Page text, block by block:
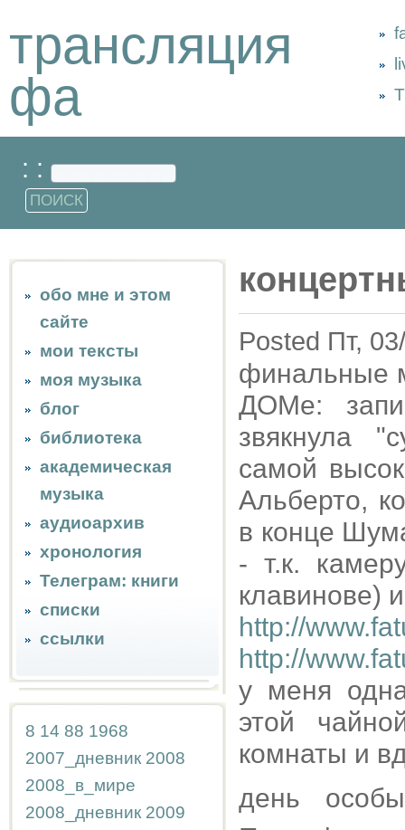
трансляция
фа
: :
обо мне и этом
сайте
мои тексты
моя музыка
блог
библиотека
академическая
музыка
аудиоархив
хронология
Телеграм: книги
списки
ссылки
8 14 88 1968
2007_дневник 2008
2008_в_мире
2008_дневник 2009
Posted Пт,
финальные
ДОМе:
звякнула
самой
Альберто,
в конце
- т.к.
клавинове)
http://
http://
у меня
этой
комнаты и
день